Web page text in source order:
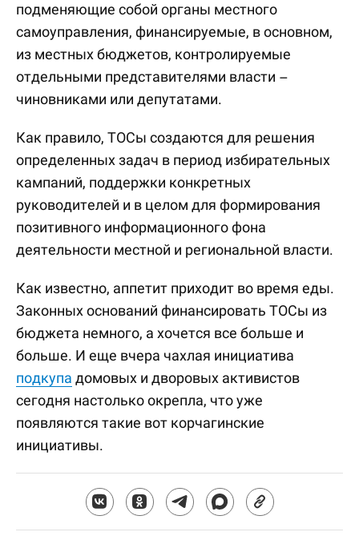
подменяющие собой органы местного
самоуправления, финансируемые, в основном,
из местных бюджетов, контролируемые
отдельными представителями власти –
чиновниками или депутатами.
Как правило, ТОСы создаются для решения
определенных задач в период избирательных
кампаний, поддержки конкретных
руководителей и в целом для формирования
позитивного информационного фона
деятельности местной и региональной власти.
Как известно, аппетит приходит во время еды.
Законных оснований финансировать ТОСы из
бюджета немного, а хочется все больше и
больше. И еще вчера чахлая инициатива
подкупа домовых и дворовых активистов
сегодня настолько окрепла, что уже
появляются такие вот корчагинские
инициативы.